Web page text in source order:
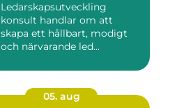
Ledarskapsutveckling
konsult handlar om att
skapa ett hållbart, modigt
och närvarande led...
05. aug